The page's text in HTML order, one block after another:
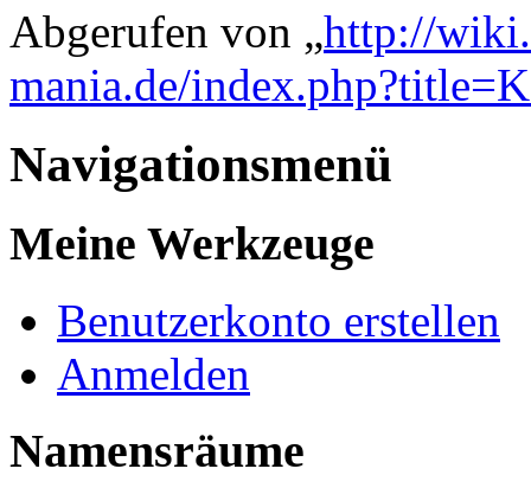
Abgerufen von „http://
mania.de/
Navigationsmenü
Meine Werkzeuge
Benutzerkonto erstellen
Anmelden
Namensräume